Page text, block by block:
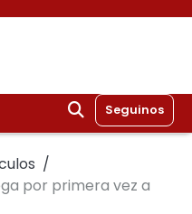
Seguinos
por primera vez a